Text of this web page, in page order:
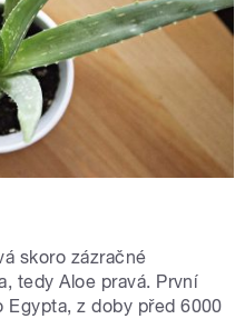
skoro zázračné
tedy Aloe pravá. První
Egypta, z doby před 6000